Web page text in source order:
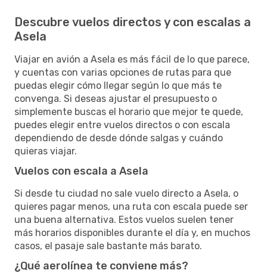
Descubre vuelos directos y con escalas a
Asela
Viajar en avión a Asela es más fácil de lo que parece,
y cuentas con varias opciones de rutas para que
puedas elegir cómo llegar según lo que más te
convenga. Si deseas ajustar el presupuesto o
simplemente buscas el horario que mejor te quede,
puedes elegir entre vuelos directos o con escala
dependiendo de desde dónde salgas y cuándo
quieras viajar.
Vuelos con escala a Asela
Si desde tu ciudad no sale vuelo directo a Asela, o
quieres pagar menos, una ruta con escala puede ser
una buena alternativa. Estos vuelos suelen tener
más horarios disponibles durante el día y, en muchos
casos, el pasaje sale bastante más barato.
¿Qué aerolínea te conviene más?